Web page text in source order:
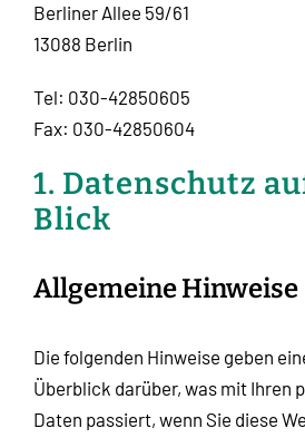
Berliner Allee 59/61
13088 Berlin
Tel: 030-42850605
Fax: 030-42850604
1. Datenschutz
Blick
Allgemeine Hinweise
Die folgenden Hinweise geben
Überblick darüber, was mit Ihren
Daten passiert, wenn Sie diese